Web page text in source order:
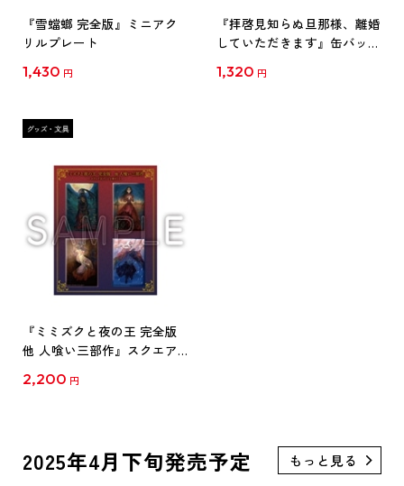
『雪蟷螂 完全版』ミニアク
リルプレート
1,430 円
『拝啓見知らぬ旦那様、離婚
していただきます』缶バッジ
1,320 円
『ミミズクと夜の王 完全版
他 人喰い三部作』スクエア
2,200 円
2025年4月下旬発売予定